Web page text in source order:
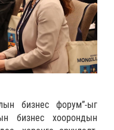
бизнес форум”-ыг
бизнес хоорондын